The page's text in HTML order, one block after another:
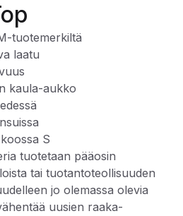
tuotemerkiltä
laatu
kaula-aukko
S
tuotetaan pääosin
tai tuotantoteollisuuden
jo olemassa olevia
uusien raaka-